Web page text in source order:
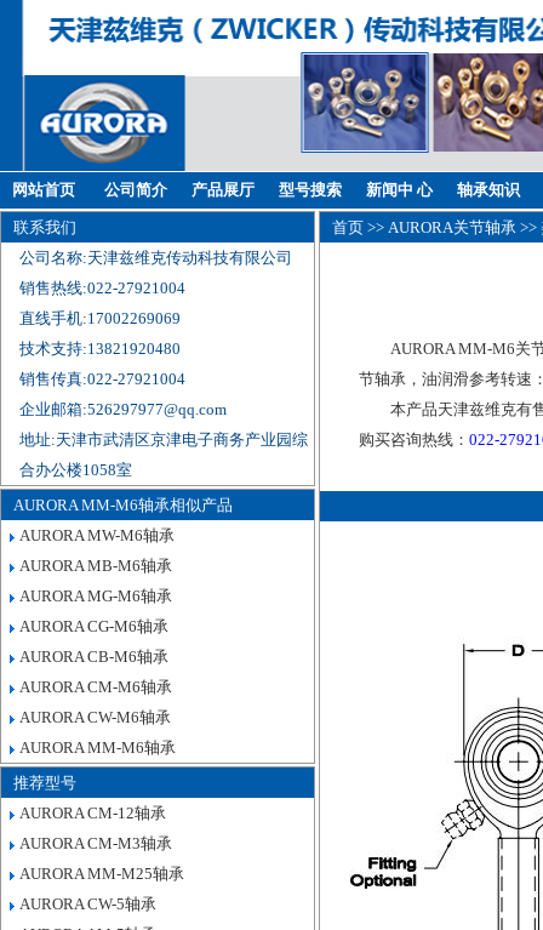
网站首页 公司简介 产品展厅 型号搜索 新闻中 心 轴承知识
联系我们
公司名称:天津兹维克传动科技有限公司
销售热线:022-27921004
直线手机:17002269069
技术支持:13821920480
销售传真:022-27921004
企业邮箱:526297977@qq.com
地址:天津市武清区京津电子商务产业园综
合办公楼1058室
AURORA MM-M6轴承相似产品
AURORA MW-M6轴承
AURORA MB-M6轴承
AURORA MG-M6轴承
AURORA CG-M6轴承
AURORA CB-M6轴承
AURORA CM-M6轴承
AURORA CW-M6轴承
AURORA MM-M6轴承
推荐型号
AURORA CM-12轴承
AURORA CM-M3轴承
AURORA MM-M25轴承
AURORA CW-5轴承
首页 >> AURORA关节轴承 >>
AURORA MM-M6关
节轴承，油润滑参考转速
本产品天津兹维克有
购买咨询热线：022-